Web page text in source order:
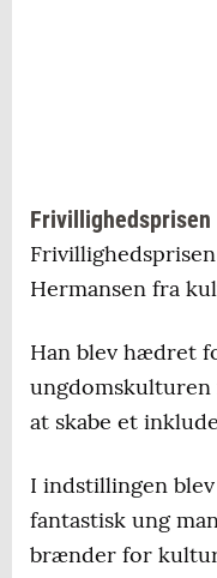
Frivillighedsprisen
Hermansen fra
Han blev hædret
at skabe et
I indstillingen blev
fantastisk ung
brænder for